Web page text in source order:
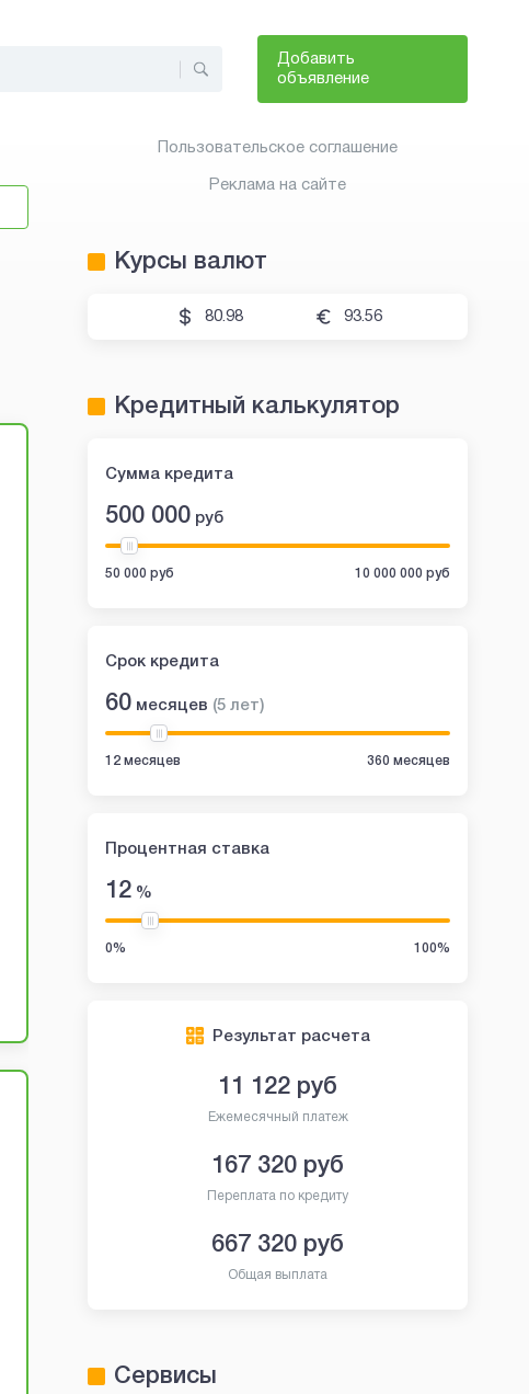
Добавить
объявление
Пользовательское соглашение
Реклама на сайте
Курсы валют
80.98 93.56
Кредитный калькулятор
Сумма кредита
500 000 руб
50 000 руб 10 000 000 руб
Срок кредита
60 месяцев (5 лет)
12 месяцев 360 месяцев
Процентная ставка
12 %
0% 100%
Результат расчета
11 122 руб
Ежемесячный платеж
167 320 руб
Переплата по кредиту
667 320 руб
Общая выплата
Сервисы